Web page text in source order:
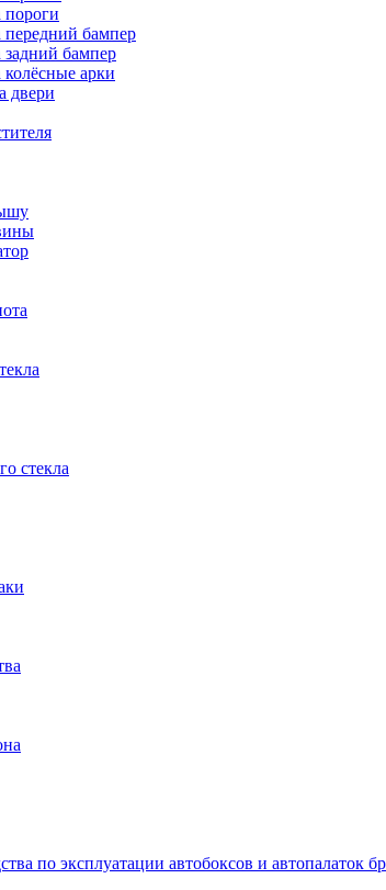
пороги
бампер
бампер
арки
двери
стекла
по эксплуатации автобоксов и